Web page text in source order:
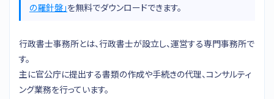
の羅針盤」を無料でダウンロードできます。
行政書士事務所とは、行政書士が設立し、運営する専門事務所で
す。
主に官公庁に提出する書類の作成や手続きの代理、コンサルティ
ング業務を行っています。